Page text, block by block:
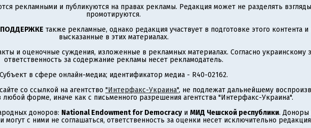
рекламными и публикуются на правах рекламы. Редакция может не разделять
промотируются.
также рекламные, однако редакция участвует в подготовке этого контента и
высказанные в этих материалах.
и оценочные суждения, изложенные в рекламных материалах. Согласно украинскому
ответственность за содержание рекламы несет рекламодатель.
Субъект в сфере онлайн-медиа; идентификатор медиа - R40-02162.
со ссылкой на агентство "Интерфакс-Украина", не подлежат дальнейшему
форме, иначе как с письменного разрешения агентства "Интерфакс-Украина".
доноров: National Endowment for Democracyи МИД Чешской республики. Доноры
с ними не соглашаться, ответственность за оценки несет исключительно